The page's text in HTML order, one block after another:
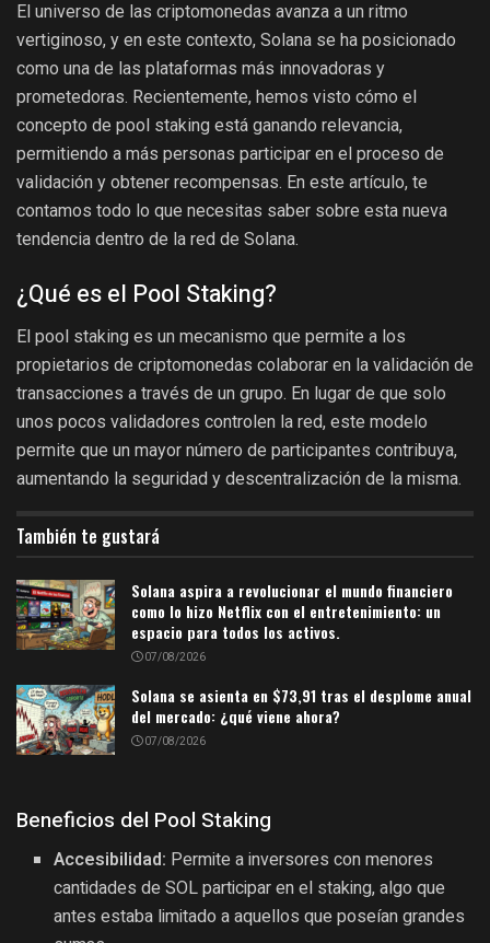
El universo de las criptomonedas avanza a un ritmo
vertiginoso, y en este contexto, Solana se ha posicionado
como una de las plataformas más innovadoras y
prometedoras. Recientemente, hemos visto cómo el
concepto de pool staking está ganando relevancia,
permitiendo a más personas participar en el proceso de
validación y obtener recompensas. En este artículo, te
contamos todo lo que necesitas saber sobre esta nueva
tendencia dentro de la red de Solana.
¿Qué es el Pool Staking?
El pool staking es un mecanismo que permite a los
propietarios de criptomonedas colaborar en la validación de
transacciones a través de un grupo. En lugar de que solo
unos pocos validadores controlen la red, este modelo
permite que un mayor número de participantes contribuya,
aumentando la seguridad y descentralización de la misma.
También te gustará
Solana aspira a revolucionar el mundo financiero
como lo hizo Netflix con el entretenimiento: un
espacio para todos los activos.
07/08/2026
Solana se asienta en $73,91 tras el desplome anual
del mercado: ¿qué viene ahora?
07/08/2026
Beneficios del Pool Staking
Accesibilidad: Permite a inversores con menores
cantidades de SOL participar en el staking, algo que
antes estaba limitado a aquellos que poseían grandes